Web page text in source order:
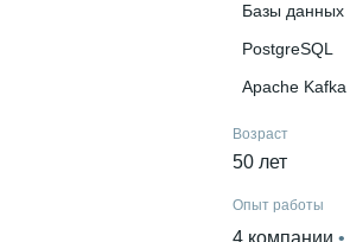
Базы данных
PostgreSQL
Apache Kafka
Возраст
50 лет
Опыт работы
4 компании